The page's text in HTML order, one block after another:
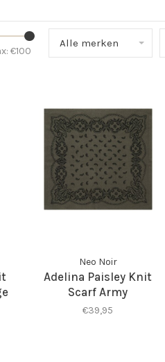
€100
Alle merken
Neo Noir
Adelina Paisley Knit
Scarf Army
€39,95